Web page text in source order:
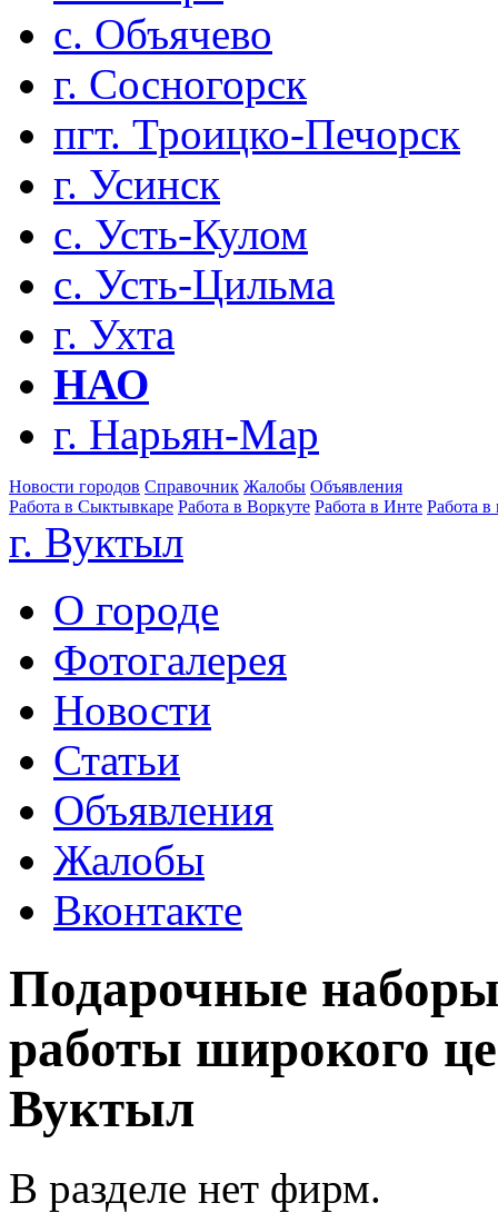
с. Объячево
г. Сосногорск
пгт. Троицко-Печорск
г. Усинск
с. Усть-Кулом
с. Усть-Цильма
г. Ухта
НАО
г. Нарьян-Мар
Новости городов Справочник Жалобы Объявления
Работа в Сыктывкаре Работа в Воркуте Работа в Инте Работа в
г. Вуктыл
О городе
Фотогалерея
Новости
Статьи
Объявления
Жалобы
Вконтакте
Подарочные
работы широкого
Вуктыл
В разделе нет фирм.